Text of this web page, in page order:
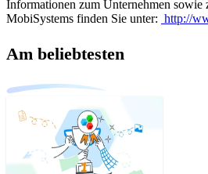
Informationen zum Unternehmen sowie
MobiSystems finden Sie unter: http://
Am beliebtesten